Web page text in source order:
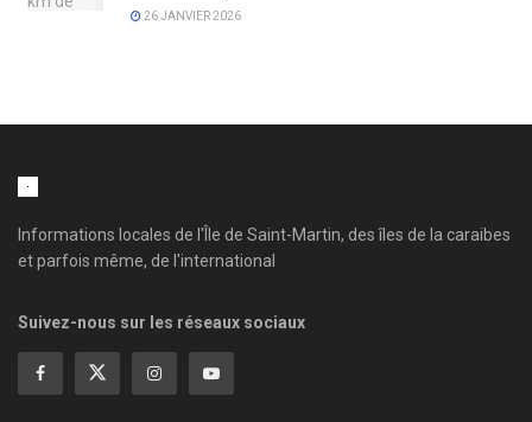
26 JANVIER 2026
Informations locales de l'Île de Saint-Martin, des îles de la caraibes
et parfois même, de l'international
Suivez-nous sur les réseaux sociaux